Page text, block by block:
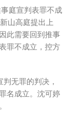
庭宣判表罪不成
山高庭提出上
此需要回到推事
罪不成立，控方
无罪的判决，
名成立。沈可婷